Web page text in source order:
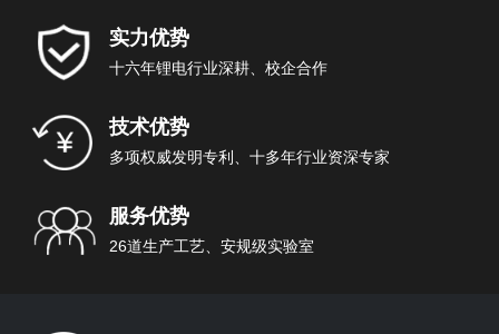
实力优势
十六年锂电行业深耕、校企合作
技术优势
多项权威发明专利、十多年行业资深专家
服务优势
26道生产工艺、安规级实验室